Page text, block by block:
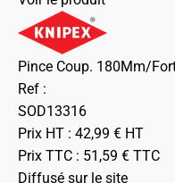
Pince Coup. 180Mm/
Ref :
SOD13316
Prix HT : 42,99 € HT
Prix TTC : 51,59 € TTC
Diffusé sur le site